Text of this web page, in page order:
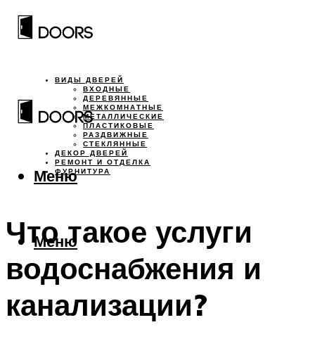
ВИДЫ ДВЕРЕЙ
ВХОДНЫЕ
ДЕРЕВЯННЫЕ
МЕЖКОМНАТНЫЕ
МЕТАЛЛИЧЕСКИЕ
ПЛАСТИКОВЫЕ
РАЗДВИЖНЫЕ
СТЕКЛЯННЫЕ
ДЕКОР ДВЕРЕЙ
РЕМОНТ И ОТДЕЛКА
ФУРНИТУРА
Меню
Меню
Что такое услуги
водоснабжения и
канализации?